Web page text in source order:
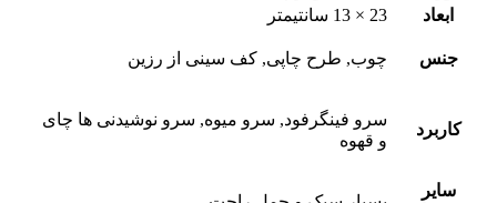
ابعاد
23 × 13 سانتیمتر
جنس چوب, طرح چاپی, کف سینی از رزین
کاربرد
سرو فینگرفود, سرو میوه, سرو نوشیدنی ها چای
و قهوه
سایر